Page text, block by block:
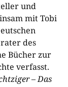
und
mit Tobi
des
Bücher zur
verfasst.
– Das